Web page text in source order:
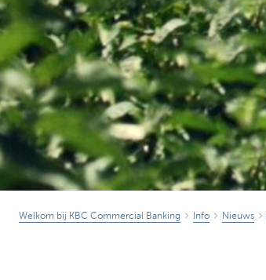
Welkom bij KBC Commercial Banking Info Nieuws